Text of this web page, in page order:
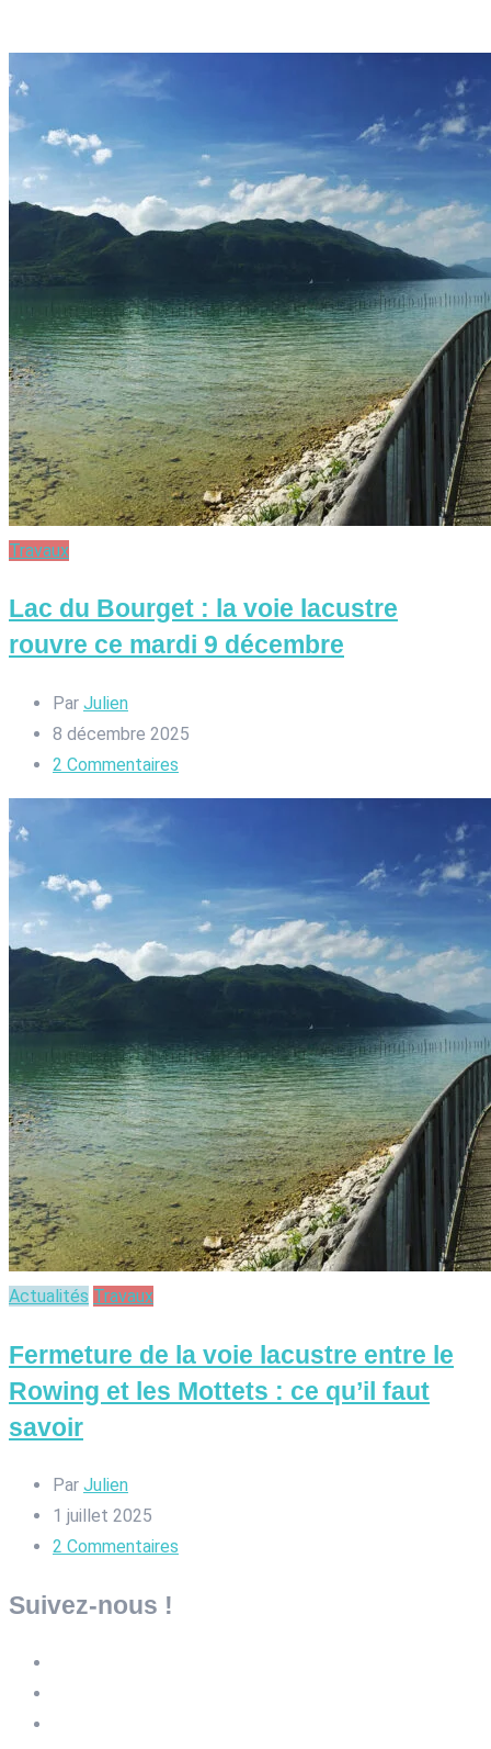
Travaux
Lac du Bourget : la voie lacustre
rouvre ce mardi 9 décembre
Par Julien
8 décembre 2025
2 Commentaires
Actualités Travaux
Fermeture de la voie lacustre entre le
Rowing et les Mottets : ce qu’il faut
savoir
Par Julien
1 juillet 2025
2 Commentaires
Suivez-nous !